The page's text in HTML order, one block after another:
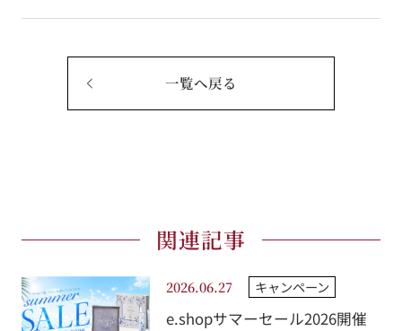
一覧へ戻る
関連記事
2026.06.27 キャンペーン
e.shopサマーセール2026開催